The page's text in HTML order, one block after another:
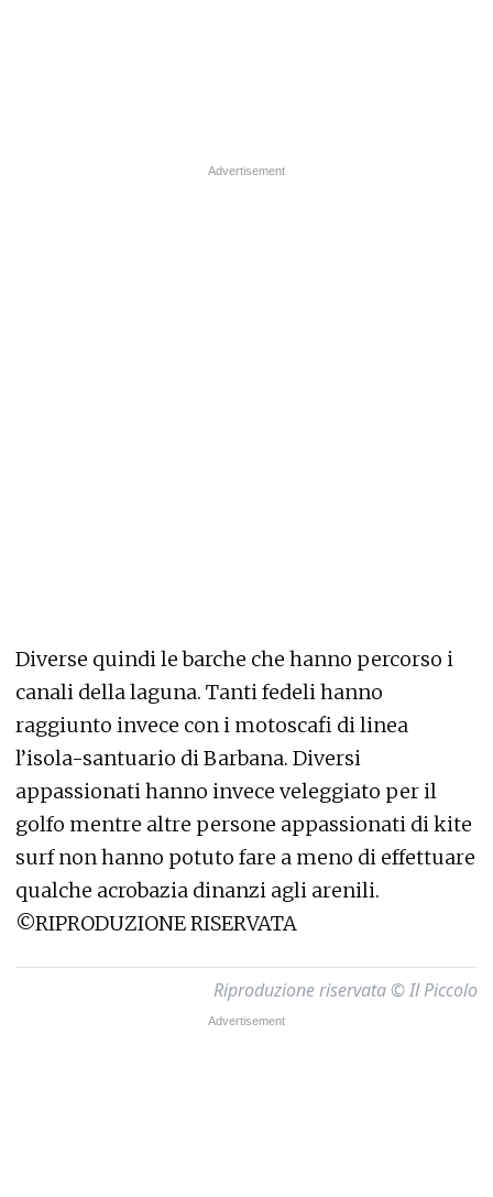
Diverse quindi le barche che hanno percorso i
canali della laguna. Tanti fedeli hanno
raggiunto invece con i motoscafi di linea
l’isola-santuario di Barbana. Diversi
appassionati hanno invece veleggiato per il
golfo mentre altre persone appassionati di kite
surf non hanno potuto fare a meno di effettuare
qualche acrobazia dinanzi agli arenili.
©RIPRODUZIONE RISERVATA
Riproduzione riservata © Il Piccolo